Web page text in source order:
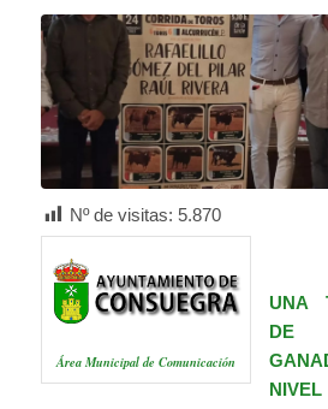
Nº de visitas: 5.870
Área Municipal de Comunicación
UNA
DE